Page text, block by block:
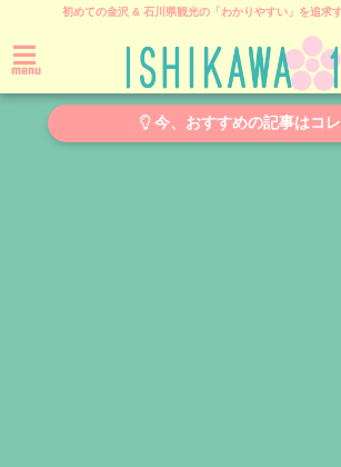
初めての金沢 & 石川県観光の「わかりやすい」を追求
menu
今、おすすめの記事はコレ